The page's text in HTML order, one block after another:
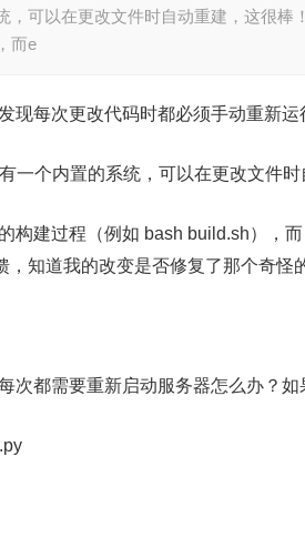
，可以在更改文件时自动重建，这很棒
而e
现每次更改代码时都必须手动重新运
一个内置的系统，可以在更改文件时
构建过程（例如 bash build.sh），
知道我的改变是否修复了那个奇怪
次都需要重新启动服务器怎么办？